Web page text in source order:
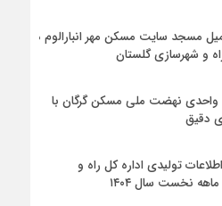
مسجد سایت مسکن مهر انبارالوم در
و شهرسازی گلستان
شتاب در اجرای پروژه ۱۲۶۰ واحدی نهضت ملی مسکن گرگان با
دقیق
تولیدی اداره کل راه و
نخست سال ۱۴۰۴